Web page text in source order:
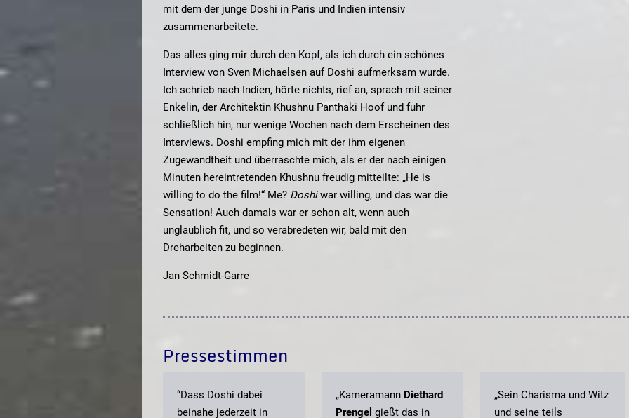
mit dem der junge Doshi in Paris und Indien intensiv
zusammenarbeitete.
Das alles ging mir durch den Kopf, als ich durch ein schönes
Interview von Sven Michaelsen auf Doshi aufmerksam wurde.
Ich schrieb nach Indien, hörte nichts, rief an, sprach mit seiner
Enkelin, der Architektin Khushnu Panthaki Hoof und fuhr
schließlich hin, nur wenige Wochen nach dem Erscheinen des
Interviews. Doshi empfing mich mit der ihm eigenen
Zugewandtheit und überraschte mich, als er der nach einigen
Minuten hereintretenden Khushnu freudig mitteilte: „He is
willing to do the film!“ Me? Doshiwar willing, und das war die
Sensation! Auch damals war er schon alt, wenn auch
unglaublich fit, und so verabredeten wir, bald mit den
Dreharbeiten zu beginnen.
Jan Schmidt-Garre
Pressestimmen
“Dass Doshi dabei
beinahe jederzeit in
„Kameramann Diethard
Prengel gießt das in
„Sein Charisma und Witz
und seine teils